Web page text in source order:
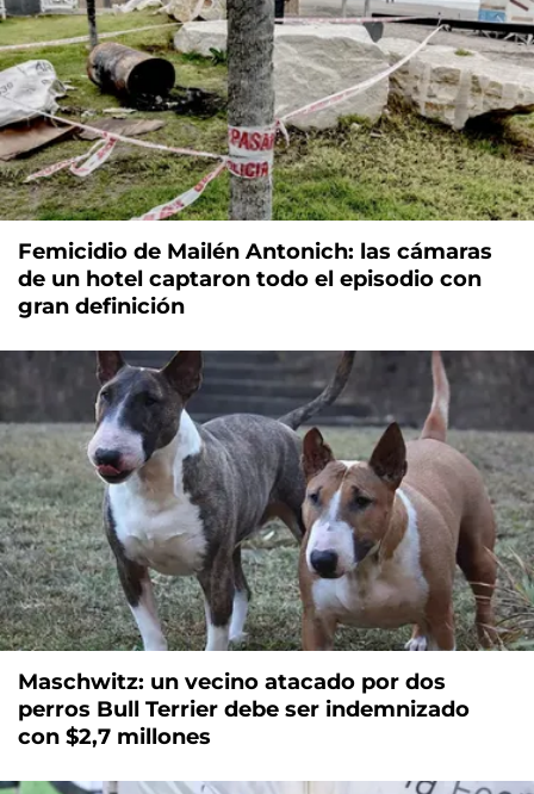
Femicidio de Mailén Antonich: las cámaras
de un hotel captaron todo el episodio con
gran definición
Maschwitz: un vecino atacado por dos
perros Bull Terrier debe ser indemnizado
con $2,7 millones